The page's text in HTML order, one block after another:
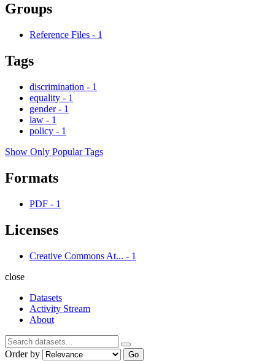
Groups
Reference Files - 1
Tags
discrimination - 1
equality - 1
gender - 1
law - 1
policy - 1
Show Only Popular Tags
Formats
PDF - 1
Licenses
Creative Commons At... - 1
close
Datasets
Activity Stream
About
Order by Go